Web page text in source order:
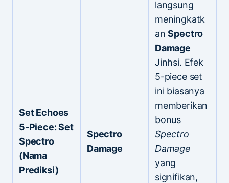
Set Echoes
5-Piece: Set
Spectro
(Nama
Prediksi)
Spectro
Damage
langsung
meningkatk
anSpectro
Damage
Jinhsi. Efek
5-piece set
ini biasanya
memberikan
bonus
Spectro
Damage
yang
signifikan,